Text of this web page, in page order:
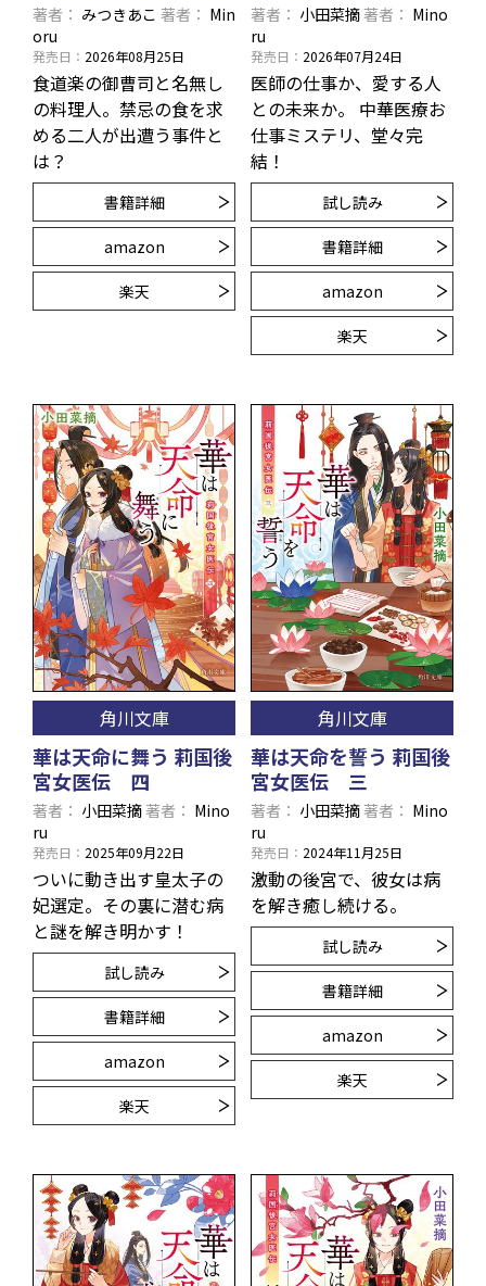
著者 みつきあこ 著者
Min
oru
発売日 2026年08月25日
食道楽の御曹司と名無し
の料理人。禁忌の食を求
める二人が出遭う事件と
は？
書籍詳細
amazon
楽天
著者 小田菜摘著者
Mino
ru
発売日 2026年07月24日
医師の仕事か、愛する人
との未来か。 中華医療お
仕事ミステリ、堂々完
結！
試し読み
書籍詳細
amazon
楽天
角川文庫
華は天命に舞う 莉国後
宮女医伝 四
著者 小田菜摘著者
Mino
ru
発売日 2025年09月22日
ついに動き出す皇太子の
妃選定。その裏に潜む病
と謎を解き明かす！
試し読み
書籍詳細
amazon
楽天
角川文庫
華は天命を誓う 莉国後
宮女医伝 三
著者 小田菜摘著者
Mino
ru
発売日 2024年11月25日
激動の後宮で、彼女は病
を解き癒し続ける。
試し読み
書籍詳細
amazon
楽天